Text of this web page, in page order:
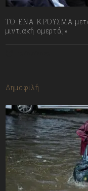
ΤΟ ΕΝΑ ΚΡΟΥΣΜΑ
μιντιακή ομερτά;»
Δημοφιλή